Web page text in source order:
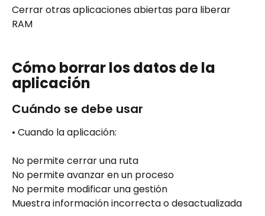
Cerrar otras aplicaciones abiertas para liberar
RAM
Cómo borrar los datos de la
aplicación
Cuándo se debe usar
• Cuando la aplicación:
No permite cerrar una ruta
No permite avanzar en un proceso
No permite modificar una gestión
Muestra información incorrecta o desactualizada